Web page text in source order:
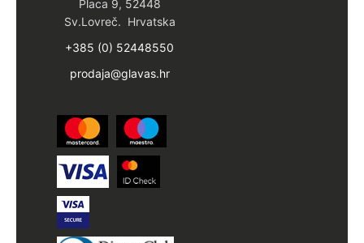
Placa 9, 52448
Sv.Lovreč. Hrvatska
+385 (0) 52448550
prodaja@glavas.hr